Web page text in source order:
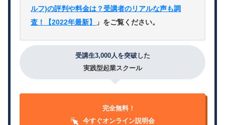
ルフ)の評判や料金は？受講者のリアルな声も調
査！【2022年最新】
」をご覧ください。
受講生3,000人を突破した
実践型起業スクール
完全無料！
今すぐオンライン説明会